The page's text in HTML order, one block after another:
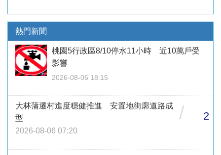
熱門新聞
桃園5行政區8/10停水11小時 近10萬戶受
影響
2026-08-06 18:15
大林蒲遷村進度穩健推進 安置地街廓道路成
型
2026-08-06 07:20
/ 2